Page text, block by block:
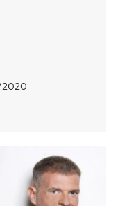
2020